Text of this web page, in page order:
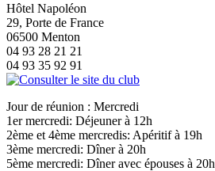
Hôtel Napoléon
29, Porte de France
06500 Menton
04 93 28 21 21
04 93 35 92 91
Jour de réunion : Mercredi
1er mercredi: Déjeuner à 12h
2ème et 4ème mercredis: Apéritif à 19h
3ème mercredi: Dîner à 20h
5ème mercredi: Dîner avec épouses à 20h